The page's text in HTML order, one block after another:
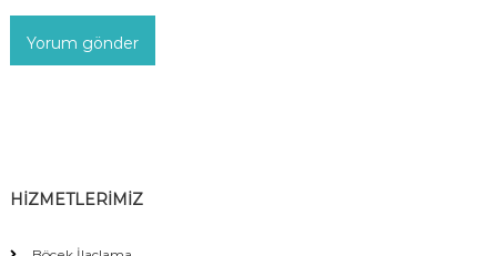
HİZMETLERİMİZ